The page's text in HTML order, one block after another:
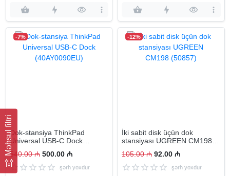
Məhsul filtri
-7%
Dok-stansiya ThinkPad
Universal USB-C Dock
(40AY0090EU)
540.00 ₼ 500.00 ₼
şərh yoxdur
-12%
İki sabit disk üçün dok
stansiyası UGREEN CM198
105.00 ₼ 92.00 ₼
şərh yoxdur